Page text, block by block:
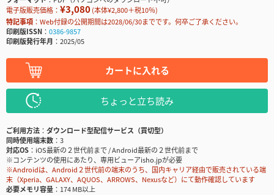
電子版販売価格： ¥3,080(本体¥2,800＋税10％)
特記事項
Web付録の公開期間は2028/06/30までです。何卒ご了承ください。
印刷版ISSN
0386-9857
印刷版発行年月
2025/05
カートに入れる
ちょっと立ち読み
ご利用方法
ダウンロード型配信サービス（買切型）
同時使用端末数
3
対応OS
iOS最新の２世代前まで / Android最新の２世代前まで
※コンテンツの使用にあたり、専用ビューアisho.jpが必要
※Androidは、Android２世代前の端末のうち、国内キャリア経由で販売されている端
末（Xperia、GALAXY、AQUOS、ARROWS、Nexusなど）にて動作確認しています
必要メモリ容量
174 MB以上